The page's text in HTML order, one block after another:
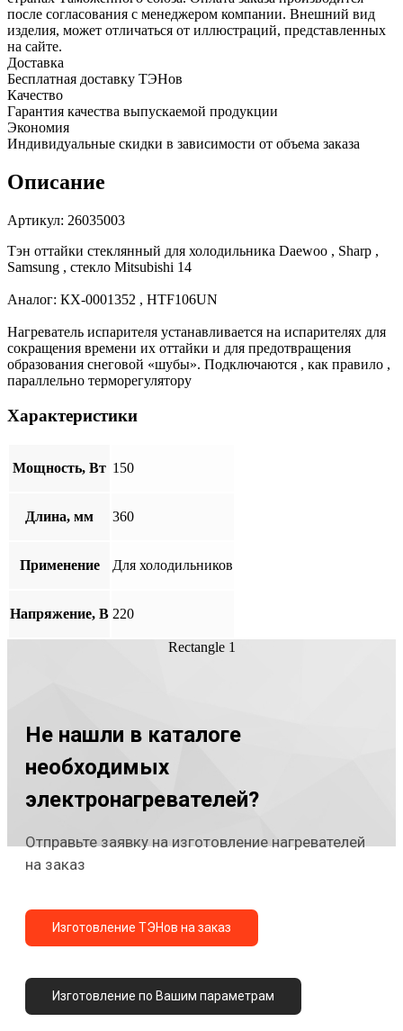
после согласования с менеджером компании. Внешний вид
изделия, может отличаться от иллюстраций, представленных
на сайте.
Доставка
Бесплатная доставку ТЭНов
Качество
Гарантия качества выпускаемой продукции
Экономия
Индивидуальные скидки в зависимости от объема заказа
Описание
Артикул: 26035003
Тэн оттайки стеклянный для холодильника Daewoo , Sharp ,
Samsung , стекло Mitsubishi 14
Аналог: КХ-0001352 , HTF106UN
Нагреватель испарителя устанавливается на испарителях для
сокращения времени их оттайки и для предотвращения
образования снеговой «шубы». Подключаются , как правило ,
параллельно терморегулятору
Характеристики
Мощность, Вт 150
Длина, мм 360
Применение Для холодильников
Напряжение, В 220
Rectangle 1
Не нашли в каталоге
необходимых
электронагревателей?
Отправьте заявку на изготовление нагревателей
на заказ
Изготовление ТЭНов на заказ
Изготовление по Вашим параметрам